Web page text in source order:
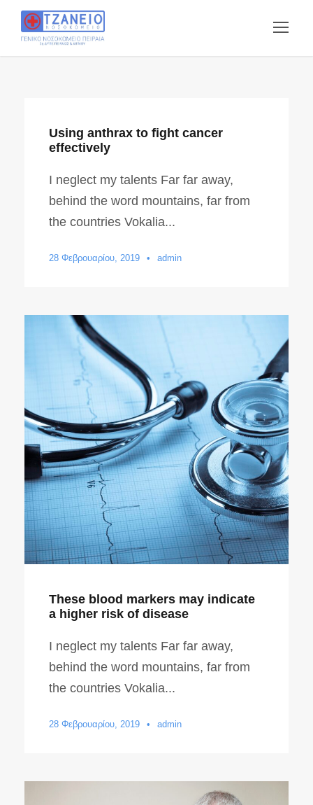
Using anthrax to fight cancer
effectively
I neglect my talents Far far away,
behind the word mountains, far from
the countries Vokalia...
28 Φεβρουαρίου, 2019 • admin
These blood markers may indicate
a higher risk of disease
I neglect my talents Far far away,
behind the word mountains, far from
the countries Vokalia...
28 Φεβρουαρίου, 2019 • admin